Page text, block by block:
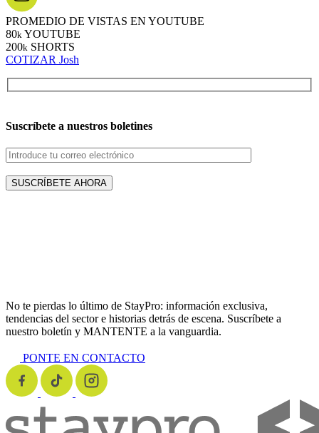
PROMEDIO DE VISTAS EN YOUTUBE
80k YOUTUBE
200k SHORTS
COTIZAR Josh
Suscríbete a nuestros boletines
No te pierdas lo último de StayPro: información exclusiva,
tendencias del sector e historias detrás de escena. Suscríbete a
nuestro boletín y MANTENTE a la vanguardia.
PONTE EN CONTACTO